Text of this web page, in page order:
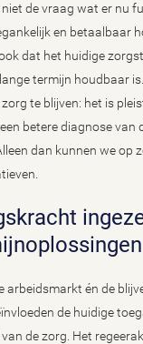
de vraag wat er nu
en betaalbaar
dat het huidige
termijn houdbaar
te blijven: het is
betere diagnose van
dan kunnen we op
arbeidsmarkt én de
de huidige
de zorg. Het